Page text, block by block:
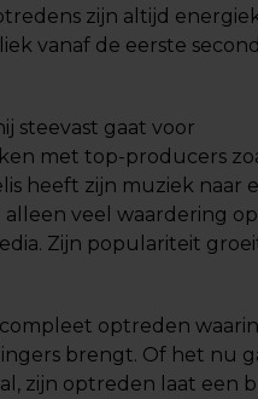
zijn altijd
vanaf de eerste
steevast gaat voor
met top-producers
heeft zijn muziek naar
veel waardering
Zijn populariteit
optreden waarin
brengt. Of het nu
zijn optreden laat een